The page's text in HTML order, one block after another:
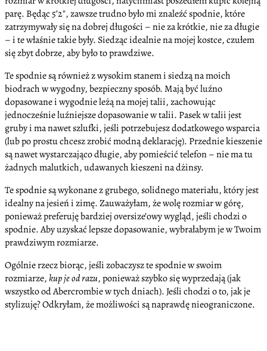
parę. Będąc 5’2″, zawsze trudno było mi znaleźć spodnie, które
zatrzymywały się na dobrej długości – nie za krótkie, nie za długie
– i te właśnie takie były. Siedząc idealnie na mojej kostce, czułem
się zbyt dobrze, aby było to prawdziwe.
Te spodnie są również z wysokim stanem i siedzą na moich
biodrach w wygodny, bezpieczny sposób. Mają być luźno
dopasowane i wygodnie leżą na mojej talii, zachowując
jednocześnie luźniejsze dopasowanie w talii. Pasek w talii jest
gruby i ma nawet szlufki, jeśli potrzebujesz dodatkowego wsparcia
(lub po prostu chcesz zrobić modną deklarację). Przednie kieszenie
są nawet wystarczająco długie, aby pomieścić telefon – nie ma tu
żadnych malutkich, udawanych kieszeni na dżinsy.
Te spodnie są wykonane z grubego, solidnego materiału, który jest
idealny na jesień i zimę. Zauważyłam, że wolę rozmiar w górę,
ponieważ preferuję bardziej oversize’owy wygląd, jeśli chodzi o
spodnie. Aby uzyskać lepsze dopasowanie, wybrałabym je w Twoim
prawdziwym rozmiarze.
Ogólnie rzecz biorąc, jeśli zobaczysz te spodnie w swoim
rozmiarze,kup je od razu, ponieważ szybko się wyprzedają (jak
wszystko od Abercrombie w tych dniach). Jeśli chodzi o to, jak je
stylizuję? Odkryłam, że możliwości są naprawdę nieograniczone.